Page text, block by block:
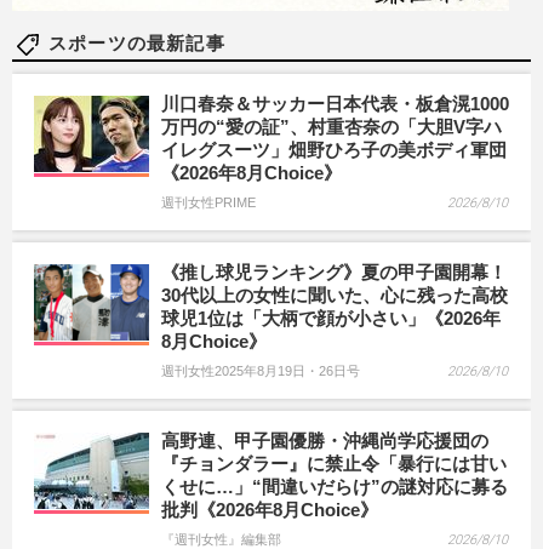
スポーツの最新記事
川口春奈＆サッカー日本代表・板倉滉1000
万円の“愛の証”、村重杏奈の「大胆V字ハ
イレグスーツ」畑野ひろ子の美ボディ軍団
《2026年8月Choice》
週刊女性PRIME 2026/8/10
《推し球児ランキング》夏の甲子園開幕！
30代以上の女性に聞いた、心に残った高校
球児1位は「大柄で顔が小さい」《2026年
8月Choice》
週刊女性2025年8月19日・26日号 2026/8/10
高野連、甲子園優勝・沖縄尚学応援団の
『チョンダラー』に禁止令「暴行には甘い
くせに…」“間違いだらけ”の謎対応に募る
批判《2026年8月Choice》
『週刊女性』編集部 2026/8/10